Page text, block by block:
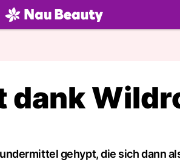
dank
gehypt, die sich dann